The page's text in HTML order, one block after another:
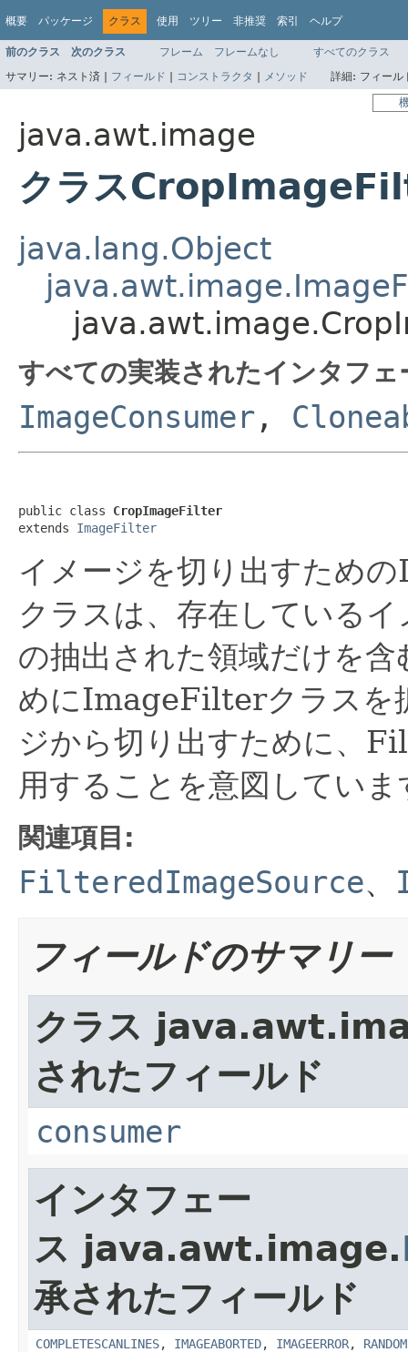
概要 パッケージ クラス 使用 ツリー 非推奨 索引 ヘルプ
前のクラス 次のクラス フレーム フレームなし
すべてのクラス
サマリー: ネスト済 | フィールド | コンストラクタ | メソッド 詳細: フィー
java.awt.image
クラス
java.lang.Object
すべての実装されたインタフ
ImageConsumer ,
public class CropImageFilter
extends ImageFilter
イメージを切り出すため
クラスは、存在している
の抽出された領域だけを
めにImageFilterクラスを
ジから切り出すために、
用することを意図していま
関連項目:
FilteredImageSource、
フィールドのサマリー
クラス
されたフィールド
consumer
インタフェー
ス java.awt.image.
承されたフィールド
COMPLETESCANLINES, IMAGEABORTED, IMAGEERROR,